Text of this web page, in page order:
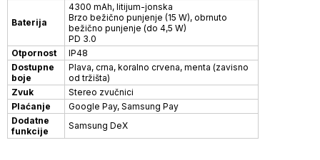
Baterija
4300 mAh, litijum-jonska
Brzo bežično punjenje (15 W), obrnuto
bežično punjenje (do 4,5 W)
PD 3.0
Otpornost
IP48
Dostupne
boje
Plava, crna, koralno crvena, menta (zavisno
od tržišta)
Zvuk
Stereo zvučnici
Plaćanje
Google Pay, Samsung Pay
Dodatne
funkcije
Samsung DeX